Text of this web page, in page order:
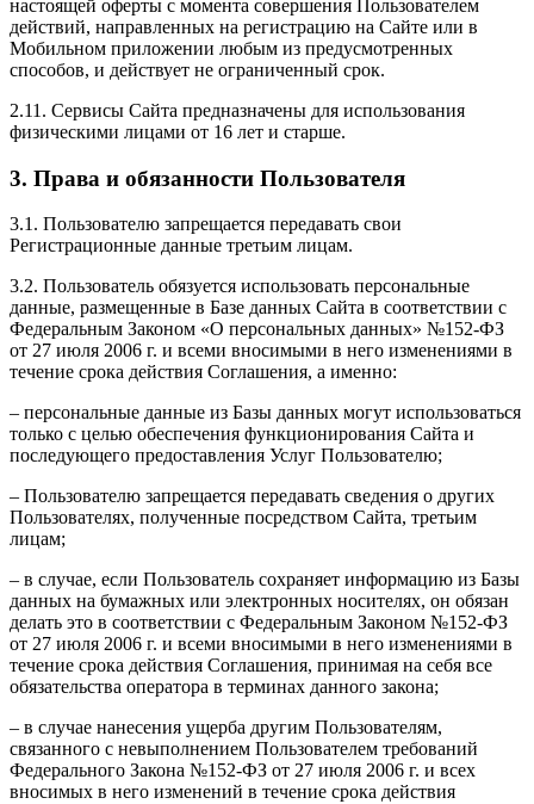
настоящей оферты с момента совершения Пользователем
действий, направленных на регистрацию на Сайте или в
Мобильном приложении любым из предусмотренных
способов, и действует не ограниченный срок.
2.11. Сервисы Сайта предназначены для использования
физическими лицами от 16 лет и старше.
3. Права и обязанности Пользователя
3.1. Пользователю запрещается передавать свои
Регистрационные данные третьим лицам.
3.2. Пользователь обязуется использовать персональные
данные, размещенные в Базе данных Сайта в соответствии с
Федеральным Законом «О персональных данных» №152-ФЗ
от 27 июля 2006 г. и всеми вносимыми в него изменениями в
течение срока действия Соглашения, а именно:
– персональные данные из Базы данных могут использоваться
только с целью обеспечения функционирования Сайта и
последующего предоставления Услуг Пользователю;
– Пользователю запрещается передавать сведения о других
Пользователях, полученные посредством Сайта, третьим
лицам;
– в случае, если Пользователь сохраняет информацию из Базы
данных на бумажных или электронных носителях, он обязан
делать это в соответствии с Федеральным Законом №152-ФЗ
от 27 июля 2006 г. и всеми вносимыми в него изменениями в
течение срока действия Соглашения, принимая на себя все
обязательства оператора в терминах данного закона;
– в случае нанесения ущерба другим Пользователям,
связанного с невыполнением Пользователем требований
Федерального Закона №152-ФЗ от 27 июля 2006 г. и всех
вносимых в него изменений в течение срока действия